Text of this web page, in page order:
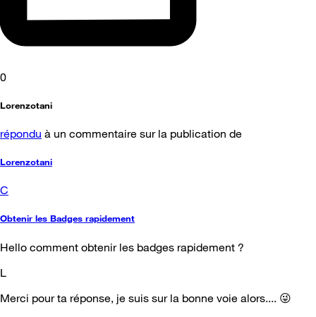
0
Lorenzotani
répondu à un commentaire sur la publication de
Lorenzotani
C
Obtenir les Badges rapidement
Hello comment obtenir les badges rapidement ?
L
Merci pour ta réponse, je suis sur la bonne voie alors.... 😜